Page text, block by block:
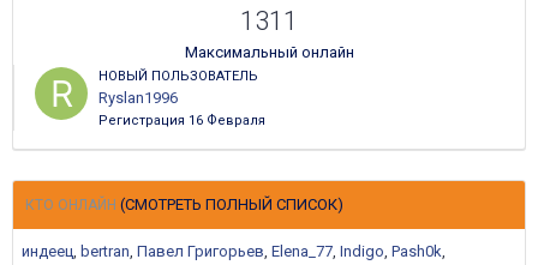
1311
Максимальный онлайн
НОВЫЙ ПОЛЬЗОВАТЕЛЬ
Ryslan1996
Регистрация 16 Февраля
КТО ОНЛАЙН (СМОТРЕТЬ ПОЛНЫЙ СПИСОК)
индеец bertran Павел Григорьев Elena_77 Indigo Pash0k